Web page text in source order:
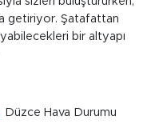
getiriyor. Şatafattan
bir altyapı
Düzce Hava Durumu